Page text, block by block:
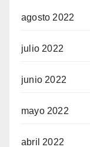
agosto 2022
julio 2022
junio 2022
mayo 2022
abril 2022